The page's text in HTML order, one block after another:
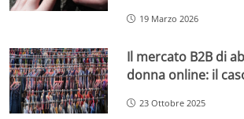
19 Marzo 2026
Il mercato B2B di
donna online: il
23 Ottobre 2025